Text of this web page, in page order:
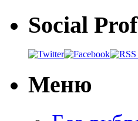
Social
Меню